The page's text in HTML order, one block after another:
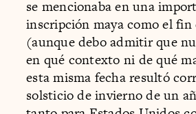
se mencionaba en una
inscripción maya como el fin
(aunque debo admitir que
en qué contexto ni de qué
esta misma fecha resultó
solsticio de invierno de un